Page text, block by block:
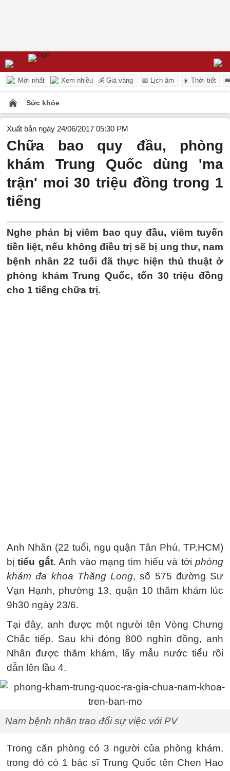
Mới nhất Xem nhiều 💰 Giá vàng 📅 Lịch âm ☀️ Thời tiết
Sức khỏe
Xuất bản ngày 24/06/2017 05:30 PM
Chữa bao quy đầu, phòng
khám Trung Quốc dùng 'ma
trận' moi 30 triệu đồng trong 1
tiếng
Nghe phán bị viêm bao quy đầu, viêm tuyến
tiền liệt, nếu không điều trị sẽ bị ung thư, nam
bệnh nhân 22 tuổi đã thực hiện thủ thuật ở
phòng khám Trung Quốc, tốn 30 triệu đồng
cho 1 tiếng chữa trị.
Anh Nhân (22 tuổi, ngụ quận Tân Phú, TP.HCM)
bịtiểu gắt. Anh vào mạng tìm hiểu và tới phòng
khám đa khoa Thăng Long, số 575 đường Sư
Vạn Hạnh, phường 13, quận 10 thăm khám lúc
9h30 ngày 23/6.
Tại đây, anh được một người tên Vòng Chưng
Chắc tiếp. Sau khi đóng 800 nghìn đồng, anh
Nhân được thăm khám, lấy mẫu nước tiểu rồi
dẫn lên lầu 4.
Nam bệnh nhân trao đổi sự việc với PV
Trong căn phòng có 3 người của phòng khám,
trong đó có 1 bác sĩ Trung Quốc tên Chen Hao